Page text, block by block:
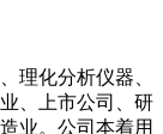
理化分析仪器、
、上市公司、研
业。公司本着用